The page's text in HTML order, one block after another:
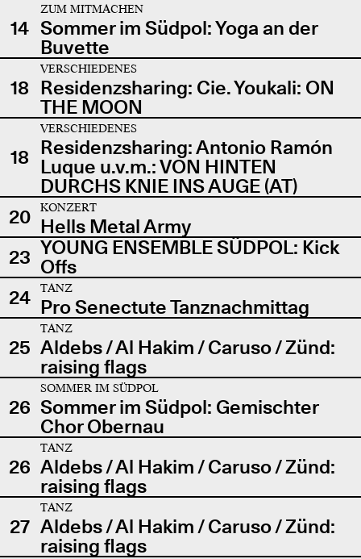
14
ZUM MITMACHEN
Sommer im Südpol: Yoga an der
Buvette
18
VERSCHIEDENES
Residenzsharing: Cie. Youkali: ON
THE MOON
18
VERSCHIEDENES
Residenzsharing: Antonio Ramón
Luque u.v.m.: VON HINTEN
DURCHS KNIE INS AUGE (AT)
20
KONZERT
Hells Metal Army
23 YOUNG ENSEMBLE SÜDPOL: Kick
Offs
24
TANZ
Pro Senectute Tanznachmittag
25
TANZ
Aldebs / Al Hakim / Caruso / Zünd:
raising flags
26
SOMMER IM SÜDPOL
Sommer im Südpol: Gemischter
Chor Obernau
26
TANZ
Aldebs / Al Hakim / Caruso / Zünd:
raising flags
27
TANZ
Aldebs / Al Hakim / Caruso / Zünd:
raising flags